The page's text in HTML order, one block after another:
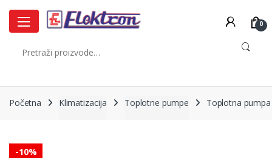
navigation
content
0
Početna Klimatizacija Toplotne pumpe Toplotna
-10%